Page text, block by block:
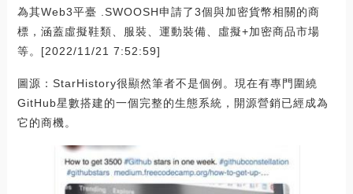
為其Web3平臺 .SWOOSH申請了3個與加密貨幣相關的商
標，涵蓋虛擬鞋類、服裝、運動裝備、虛擬+加密商品市場
等。[2022/11/21 7:52:59]
圖源：StarHistory很顯然筆者不是個例。現在有專門圍繞
GitHub星數搭建的一個完整的生態系統，開源營銷已經成為
它的商機。